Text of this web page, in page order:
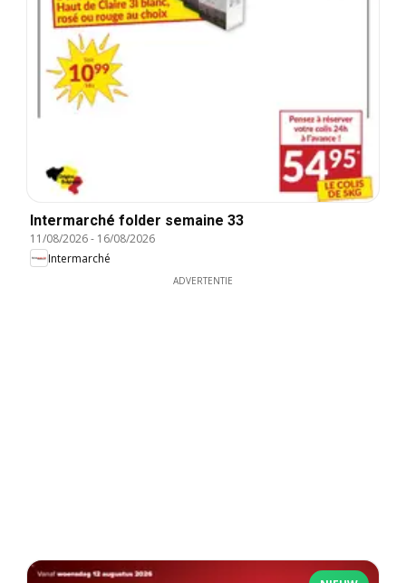
Intermarché folder semaine 33
11/08/2026- 16/08/2026
Intermarché
ADVERTENTIE